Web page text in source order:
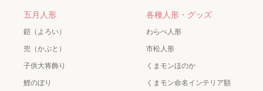
五月人形
鎧（よろい）
兜（かぶと）
子供大将飾り
鯉のぼり
各種人形・グッズ
わらべ人形
市松人形
くまモンほのか
くまモン命名インテリア額